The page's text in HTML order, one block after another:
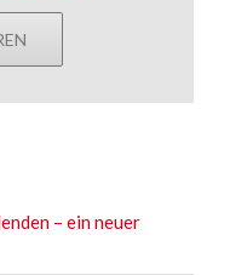
– ein neuer